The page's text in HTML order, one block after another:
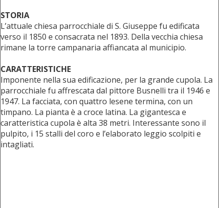
STORIA
L’attuale chiesa parrocchiale di S. Giuseppe fu edificata
verso il 1850 e consacrata nel 1893. Della vecchia chiesa
rimane la torre campanaria affiancata al municipio.
CARATTERISTICHE
Imponente nella sua edificazione, per la grande cupola. La
parrocchiale fu affrescata dal pittore Busnelli tra il 1946 e
1947. La facciata, con quattro lesene termina, con un
timpano. La pianta è a croce latina. La gigantesca e
caratteristica cupola è alta 38 metri. Interessante sono il
pulpito, i 15 stalli del coro e l’elaborato leggio scolpiti e
intagliati.